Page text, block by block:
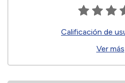
Calificación de
Ver más